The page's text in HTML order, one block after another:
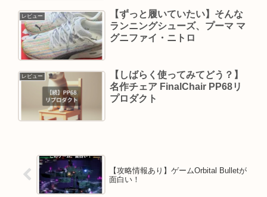
レビュー
【ずっと履いていたい】そんな
ランニングシューズ、プーマ マ
グニファイ・ニトロ
レビュー
【しばらく使ってみてどう？】
名作チェア FinalChair PP68リ
プロダクト
【攻略情報あり】ゲームOrbital Bulletが
面白い！